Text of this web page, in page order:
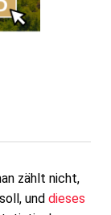
zählt nicht,
und dieses